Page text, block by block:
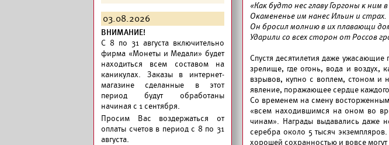
03.08.2026
ВНИМАНИЕ!
C 8 по 31 августа включительно
фирма «Монеты и Медали» будет
находиться всем составом на
каникулах. Заказы в интернет-
магазине сделанные в этот
период будут обработаны
начиная с 1 сентября.
Просим Вас воздержаться от
оплаты счетов в период с 8 по 31
августа.
«Как будто нес главу Горгоны к ним в
Окамененье им нанес Ильин и страх.
Он бросил молнию в их плавающи
Ударили со всех сторон от Россов
Спустя десятилетия даже
зрелище, где огонь, вода и воздух,
взрывов, купно с воплем, стоном и
явление, поражающее сердце
Со временем на смену
«всем находившимся на оном во
чинам». Награды выдавались даже
серебра около 5 тысяч
хорошей сохранностью и вовсе